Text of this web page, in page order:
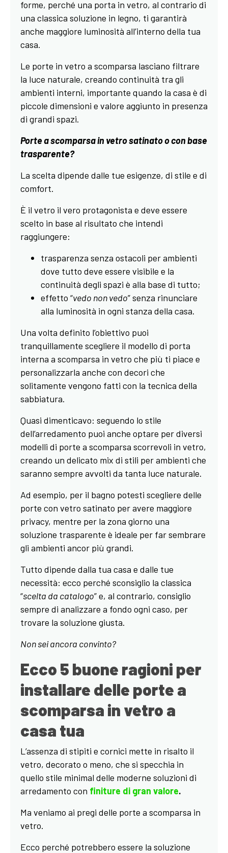
forme, perché una porta in vetro, al contrario di
una classica soluzione in legno, ti garantirà
anche maggiore luminosità all’interno della tua
casa.
Le porte in vetro a scomparsa lasciano filtrare
la luce naturale, creando continuità tra gli
ambienti interni, importante quando la casa è di
piccole dimensioni e valore aggiunto in presenza
di grandi spazi.
Porte a scomparsa in vetro satinato o con base
trasparente?
La scelta dipende dalle tue esigenze, di stile e di
comfort.
È il vetro il vero protagonista e deve essere
scelto in base al risultato che intendi
raggiungere:
trasparenza senza ostacoli per ambienti
dove tutto deve essere visibile e la
continuità degli spazi è alla base di tutto;
effetto “vedo non vedo” senza rinunciare
alla luminosità in ogni stanza della casa.
Una volta definito l’obiettivo puoi
tranquillamente scegliere il modello di porta
interna a scomparsa in vetro che più ti piace e
personalizzarla anche con decori che
solitamente vengono fatti con la tecnica della
sabbiatura.
Quasi dimenticavo: seguendo lo stile
dell’arredamento puoi anche optare per diversi
modelli di porte a scomparsa scorrevoli in vetro,
creando un delicato mix di stili per ambienti che
saranno sempre avvolti da tanta luce naturale.
Ad esempio, per il bagno potesti scegliere delle
porte con vetro satinato per avere maggiore
privacy, mentre per la zona giorno una
soluzione trasparente è ideale per far sembrare
gli ambienti ancor più grandi.
Tutto dipende dalla tua casa e dalle tue
necessità: ecco perché sconsiglio la classica
“scelta da catalogo” e, al contrario, consiglio
sempre di analizzare a fondo ogni caso, per
trovare la soluzione giusta.
Non sei ancora convinto?
Ecco 5 buone ragioni per
installare delle porte a
scomparsa in vetro a
casa tua
L’assenza di stipiti e cornici mette in risalto il
vetro, decorato o meno, che si specchia in
quello stile minimal delle moderne soluzioni di
arredamento con finiture di gran valore.
Ma veniamo ai pregi delle porte a scomparsa in
vetro.
Ecco perché potrebbero essere la soluzione